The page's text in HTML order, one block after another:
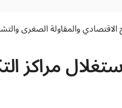
الاقتصادي والمقاولة الصغرى
مراكز